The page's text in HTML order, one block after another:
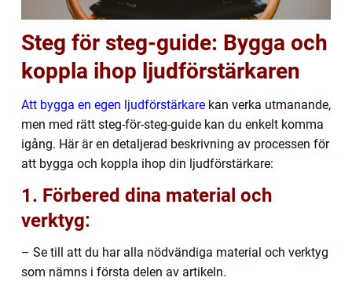
Steg för steg-guide: Bygga och
koppla ihop ljudförstärkaren
Att bygga en egen ljudförstärkare kan verka utmanande,
men med rätt steg-för-steg-guide kan du enkelt komma
igång. Här är en detaljerad beskrivning av processen för
att bygga och koppla ihop din ljudförstärkare:
1. Förbered dina material och
verktyg:
– Se till att du har alla nödvändiga material och verktyg
som nämns i första delen av artikeln.